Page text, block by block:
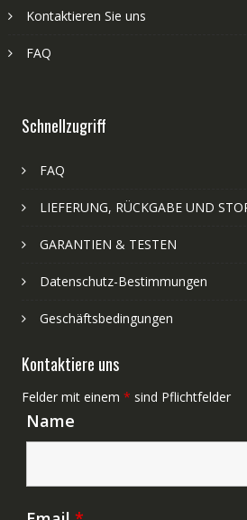
Kontaktieren Sie uns
FAQ
Schnellzugriff
FAQ
LIEFERUNG, RÜCKGABE UND
GARANTIEN & TESTEN
Datenschutz-Bestimmungen
Geschäftsbedingungen
Kontaktiere uns
Felder mit einem * sind Pflichtfelder
Name